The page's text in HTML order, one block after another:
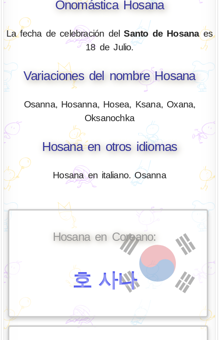
Onomástica Hosana
La fecha de celebración delSanto de Hosanaes
18 de Julio.
Variaciones del nombre Hosana
Osanna, Hosanna, Hosea, Ksana, Oxana,
Oksanochka
Hosana en otros idiomas
Hosana en italiano. Osanna
Hosana en Coreano:
호 사나